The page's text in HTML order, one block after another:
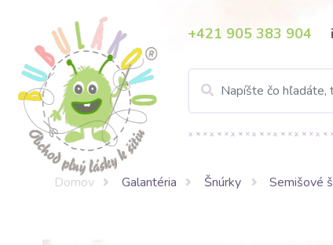
+421 905 383 904
Domov Galantéria Šnúrky Semišové